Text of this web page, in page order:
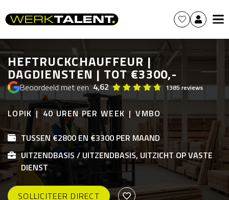
HEFTRUCKCHAUFFEUR |
DAGDIENSTEN | TOT €3300,-
Beoordeeld met een 4,62 1385 reviews
LOPIK 40 UREN PER WEEK
VMBO
TUSSEN €2800 EN €3300 PER MAAND
UITZENDBASIS / UITZENDBASIS, UITZICHT OP VASTE
DIENST
SOLLICITEER DIRECT